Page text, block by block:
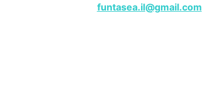
funtasea.il@gmail.com